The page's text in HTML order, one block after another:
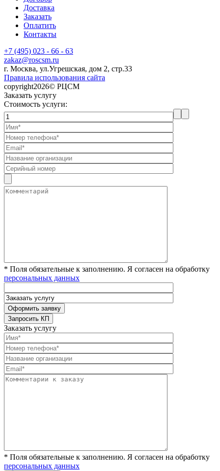
Доставка
Заказать
Оплатить
Контакты
+7 (495) 023 - 66 - 63
zakaz@roscsm.ru
г. Москва, ул.Угрешская, дом 2, стр.33
Правила использования сайта
copyright2026© РЦСМ
Заказать услугу
Стоимость услуги:
* Поля обязательные к заполнению. Я согласен на обработку
персональных данных
Заказать услугу
* Поля обязательные к заполнению. Я согласен на обработку
персональных данных